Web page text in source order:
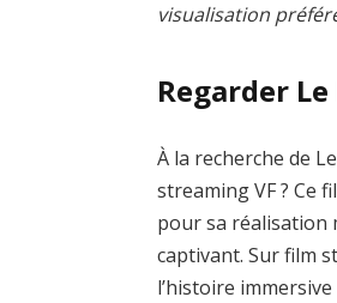
visualisation
Regarder
À la recherche de
streaming VF ? Ce
pour sa réalisation
captivant. Sur film
l’histoire